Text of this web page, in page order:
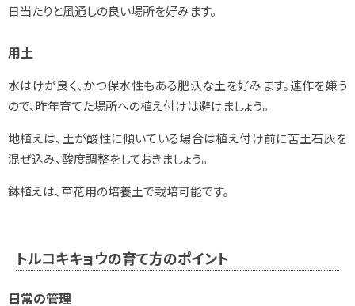
日当たりと風通しの良い場所を好みます。
用土
水はけが良く、かつ保水性もある肥沃な土を好みます。連作を嫌う
ので、昨年育てた場所への植え付けは避けましょう。
地植えは、土が酸性に傾いている場合は植え付け前に苦土石灰を
混ぜ込み、酸度調整をしておきましょう。
鉢植えは、草花用の培養土で栽培可能です。
トルコキキョウの育て方のポイント
日常の管理